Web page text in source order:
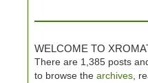
WELCOME TO
There are 1,385 posts
to browse the archives ,